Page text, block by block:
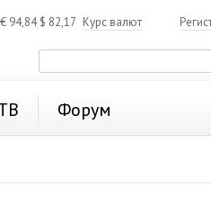
€ 94,84$ 82,17 Курс валют
Форум